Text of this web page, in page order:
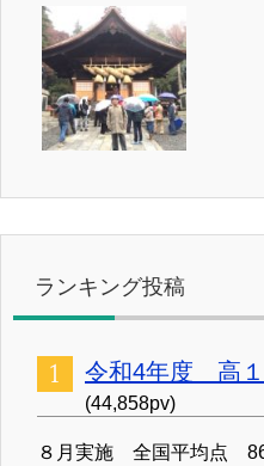
ランキング投稿
令和4年度 高
(44,858pv)
８月実施 全国平均点